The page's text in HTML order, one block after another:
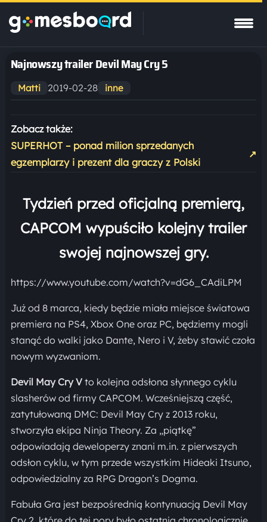
Najnowszy trailer Devil May Cry 5
Matti 2019-02-28 inne
Zobacz także:
SUPERHOT – ponad milion sprzedanych
egzemplarzy i prezent dla graczy z Polski
↗
Tydzień przed oficjalną premierą,
CAPCOM wypuściło kolejny trailer
swojej najnowszej gry.
https://www.youtube.com/watch?v=dG6_CAdiLPM
Już od 8 marca, kiedy będzie miała miejsce światowa
premiera na PS4, Xbox One oraz PC, będziemy mogli
stanąć do walki jako Dante, Nero i V, żeby stawić czoła
nowym wyzwaniom.
Devil May Cry Vto kolejna odsłona słynnego cyklu
slasherów od firmy CAPCOM. Wcześniejszą część,
zatytułowaną DMC: Devil May Cry z 2013 roku,
stworzyła ekipa Ninja Theory. Za „piątkę”
odpowiadają deweloperzy znani m.in. z pierwszych
odsłon cyklu, w tym przede wszystkim Hideaki Itsuno,
odpowiedzialny za RPG Dragon’s Dogma.
Fabuła Gra jest bezpośrednią kontynuacją Devil May